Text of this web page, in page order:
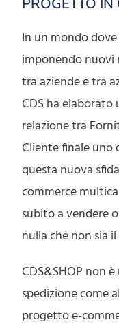
In un mondo dove
imponendo nuovi
tra aziende e tra
CDS ha
relazione tra
Cliente finale
questa nuova
commerce
subito a vendere
nulla che non sia
CDS&SHOP non
spedizione come
progetto e-